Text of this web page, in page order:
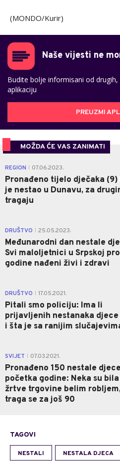
(MONDO/Kurir)
Naše vijesti ne
Budite bolje informisani od
aplikaciju
PREUZMI
MOŽDA ĆE VAS ZANIMATI
REGION 07.06.2023.
Pronađeno tijelo dječaka (9)
je nestao u Dunavu, za
tragaju
DRUŠTVO 25.05.2023.
Međunarodni dan nestale
Svi maloljetnici u Srpskoj
godine nađeni živi i zdravi
DRUŠTVO 17.05.2021.
Pitali smo policiju: Ima li
prijavljenih nestanaka djece
i šta je sa ranijim
SVIJET 07.03.2021.
Pronađeno 150 nestale
početka godine: Neka su bila
žrtve trgovine belim
traga se za još 90
TAGOVI
NESTALI NESTALA DJECA